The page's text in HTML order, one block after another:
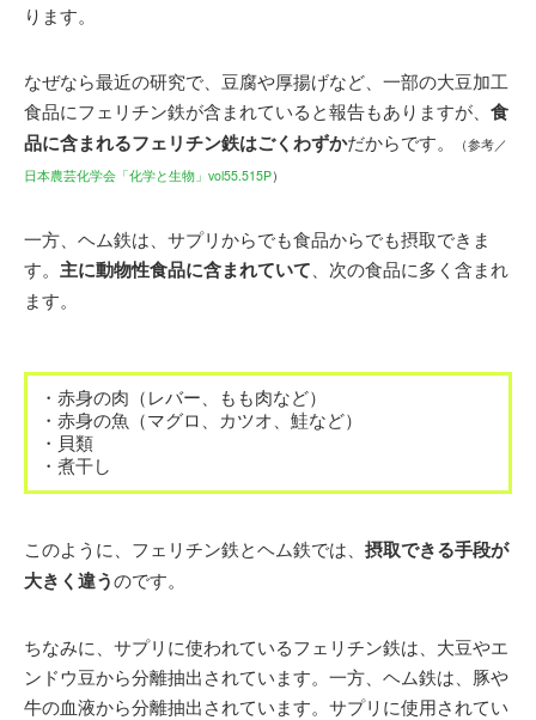
ります。
なぜなら最近の研究で、豆腐や厚揚げなど、一部の大豆加工
食品にフェリチン鉄が含まれていると報告もありますが、 食
品に含まれるフェリチン鉄はごくわずかだからです。
（参考／
日本農芸化学会「化学と生物」vol55.515P）
一方、ヘム鉄は、サプリからでも食品からでも摂取できま
す。 主に動物性食品に含まれていて 、次の食品に多く含まれ
ます。
・赤身の肉（レバー、もも肉など）
・赤身の魚（マグロ、カツオ、鮭など）
・貝類
・煮干し
このように、フェリチン鉄とヘム鉄では、 摂取できる手段が
大きく違うのです。
ちなみに、サプリに使われているフェリチン鉄は、大豆やエ
ンドウ豆から分離抽出されています。一方、ヘム鉄は、豚や
牛の血液から分離抽出されています。サプリに使用されてい